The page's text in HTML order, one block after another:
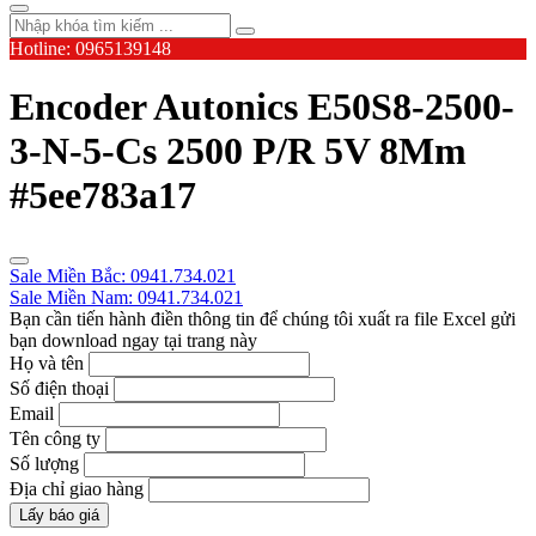
Hotline: 0965139148
Encoder Autonics E50S8-2500-
3-N-5-Cs 2500 P/R 5V 8Mm
#5ee783a17
Sale Miền Bắc: 0941.734.021
Sale Miền Nam: 0941.734.021
Bạn cần tiến hành điền thông tin để chúng tôi xuất ra file Excel gửi
bạn download ngay tại trang này
Họ và tên
Số điện thoại
Email
Tên công ty
Số lượng
Địa chỉ giao hàng